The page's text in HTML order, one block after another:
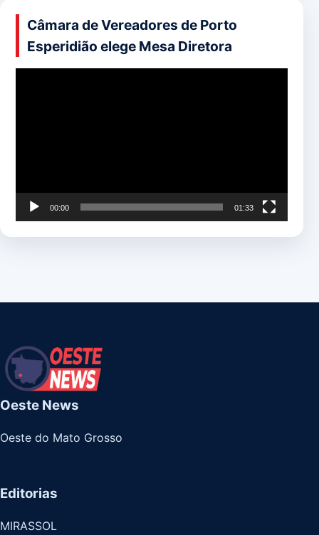
Câmara de Vereadores de Porto
Esperidião elege Mesa Diretora
00:00 01:33
Oeste News
Oeste do Mato Grosso
Editorias
MIRASSOL